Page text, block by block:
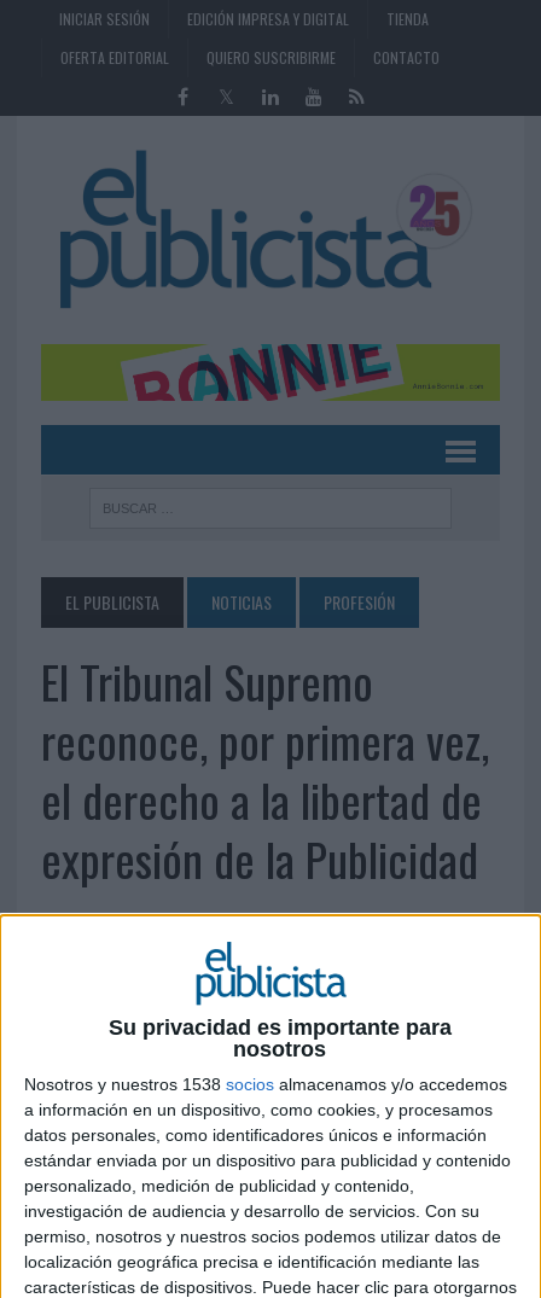
Su privacidad es importante para
nosotros
Nosotros y nuestros 1538 socios almacenamos y/o accedemos
a información en un dispositivo, como cookies, y procesamos
datos personales, como identificadores únicos e información
estándar enviada por un dispositivo para publicidad y contenido
personalizado, medición de publicidad y contenido,
investigación de audiencia y desarrollo de servicios. Con su
permiso, nosotros y nuestros socios podemos utilizar datos de
localización geográfica precisa e identificación mediante las
características de dispositivos. Puede hacer clic para otorgarnos
INICIAR SESIÓN EDICIÓN IMPRESA Y DIGITAL
TIENDA
OFERTA EDITORIAL
QUIERO SUSCRIBIRME CONTACTO
EL PUBLICISTA NOTICIAS PROFESIÓN
El Tribunal Supremo
reconoce, por primera vez,
el derecho a la libertad de
expresión de la Publicidad
22 DE JUNIO DE 2010